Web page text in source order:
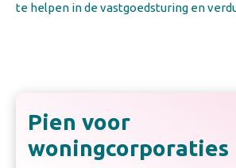
te helpen in de vastgoedsturing en
Pien voor
woningcorporaties